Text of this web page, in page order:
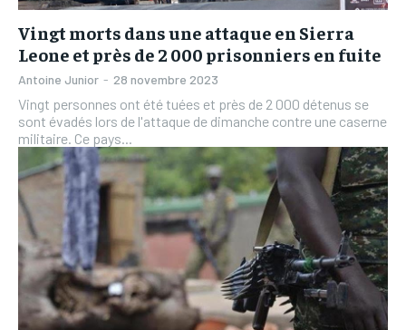
Vingt morts dans une attaque en Sierra
Leone et près de 2 000 prisonniers en fuite
Antoine Junior - 28 novembre 2023
Vingt personnes ont été tuées et près de 2 000 détenus se
sont évadés lors de l'attaque de dimanche contre une caserne
militaire. Ce pays...